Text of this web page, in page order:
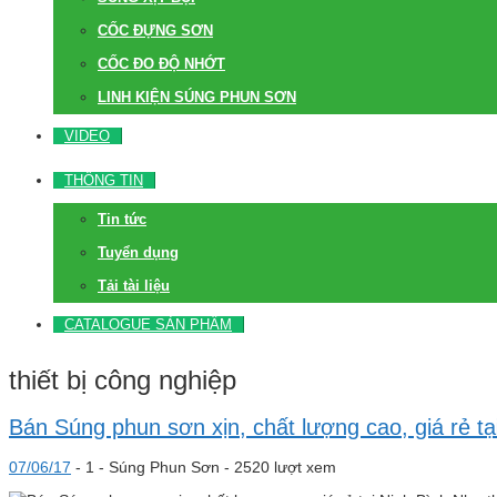
CỐC ĐỰNG SƠN
CỐC ĐO ĐỘ NHỚT
LINH KIỆN SÚNG PHUN SƠN
VIDEO
THÔNG TIN
Tin tức
Tuyển dụng
Tải tài liệu
CATALOGUE SẢN PHẨM
thiết bị công nghiệp
Bán Súng phun sơn xịn, chất lượng cao, giá rẻ
07/06/17 - 1 - Súng Phun Sơn - 2520 lượt xem